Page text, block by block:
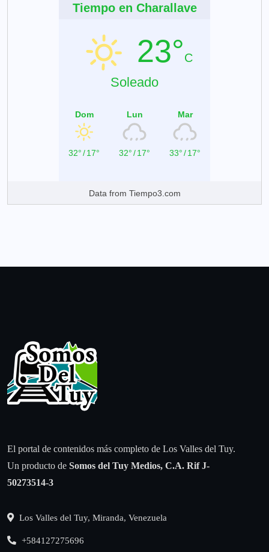
Tiempo en Charallave
23°C
Soleado
Dom
32°/17°
Lun
32°/17°
Mar
33°/17°
Data from Tiempo3.com
El portal de contenidos más completo de Los Valles del Tuy.
Un producto de Somos del Tuy Medios, C.A. Rif J-
50273514-3
Los Valles del Tuy, Miranda, Venezuela
+584127275696